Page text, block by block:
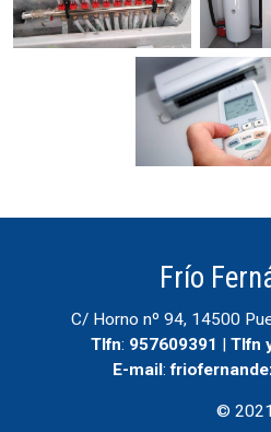
Frío
C/ Horno nº 94, 14500
Tlfn: 957609391 | Tlfn
E-mail:
© 2021